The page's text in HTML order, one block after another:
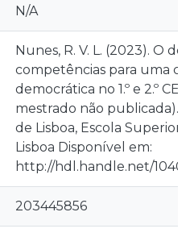
N/A
Nunes, R. V. L. (2023). O
competências para uma
democrática no 1.º e 2.º
mestrado não publicada).
de Lisboa, Escola Superior
Lisboa Disponível em:
http://hdl.handle.net/
203445856